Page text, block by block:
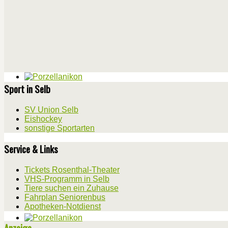
Sport in Selb
SV Union Selb
Eishockey
sonstige Sportarten
Service & Links
Tickets Rosenthal-Theater
VHS-Programm in Selb
Tiere suchen ein Zuhause
Fahrplan Seniorenbus
Apotheken-Notdienst